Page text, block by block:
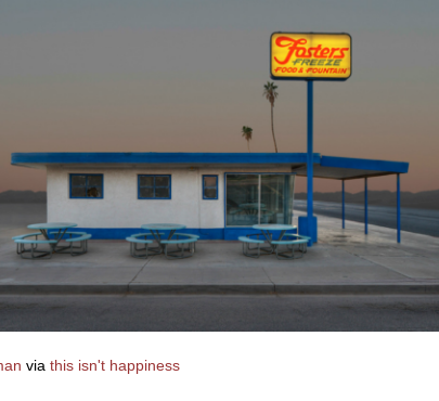
via this isn't happiness